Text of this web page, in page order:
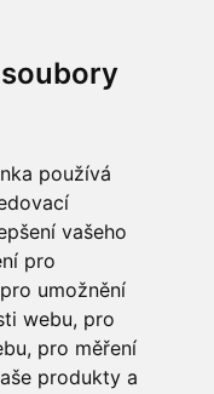
používá
vašeho
pro
pro umožnění
webu, pro
, pro měření
produkty a